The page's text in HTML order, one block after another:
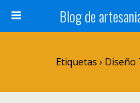
Blog de
Etiquetas ›